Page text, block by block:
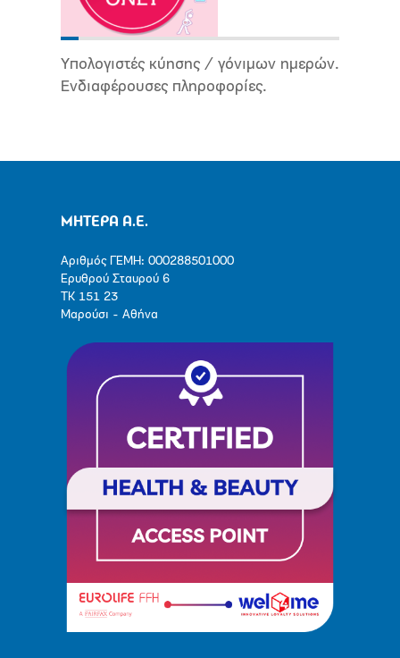
Υπολογιστές κύησης / γόνιμων ημερών.
Ενδιαφέρουσες πληροφορίες.
ΜΗΤΕΡΑ Α.Ε.
Αριθμός ΓΕΜΗ: 000288501000
Ερυθρού Σταυρού 6
ΤΚ 151 23
Μαρούσι - Αθήνα